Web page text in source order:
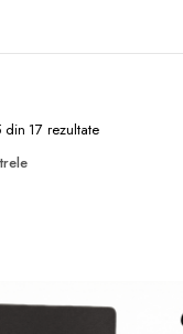
din 17 rezultate